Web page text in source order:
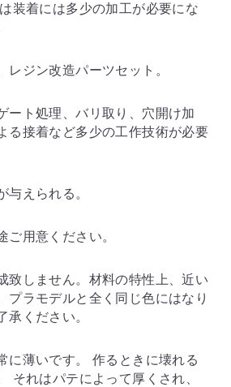
装着には多少の加工が必要にな
レジン改造パーツセット。
ート処理、バリ取り、穴開け加
る接着など多少の工作技術が必要
与えられる。
ご用意ください。
致しません。材料の特性上、近い
プラモデルと全く同じ色にはなり
承ください。
に薄いです。 作るときに壊れる
それはパテによって厚くされ、